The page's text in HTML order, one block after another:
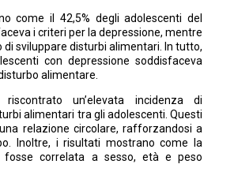
come il 42,5% degli adolescenti del
i criteri per la depressione, mentre
di sviluppare disturbi alimentari. In tutto,
con depressione soddisfaceva
alimentare.
un’elevata incidenza di
alimentari tra gli adolescenti. Questi
relazione circolare, rafforzandosi a
Inoltre, i risultati mostrano come la
fosse correlata a sesso, età e peso